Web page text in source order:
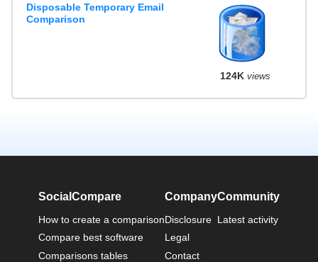
Disposable Temporary Email
Comparison
124K views
SocialCompare
How to create a comparison
Compare best software
Comparisons tables
Company
Disclosure
Legal
Contact
Community
Latest activity